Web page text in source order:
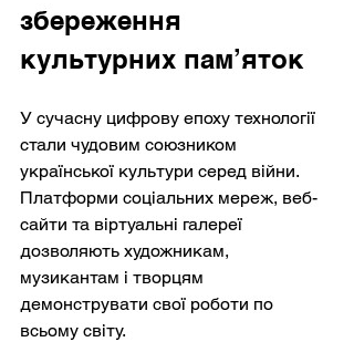
збереження
культурних пам’яток
У сучасну цифрову епоху технології
стали чудовим союзником
української культури серед війни.
Платформи соціальних мереж, веб-
сайти та віртуальні галереї
дозволяють художникам,
музикантам і творцям
демонструвати свої роботи по
всьому світу.